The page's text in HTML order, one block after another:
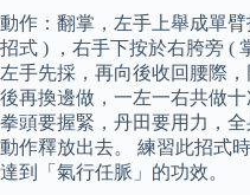
動作：翻掌，左手上舉成單
招式 ) ，右手下按於右胯旁 (
左手先採，再向後收回腰際
後再換邊做，一左一右共做十
拳頭要握緊，丹田要用力，
動作釋放出去。 練習此招式
達到「氣行任脈」的功效。